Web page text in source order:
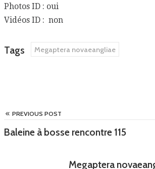
Photos ID : oui
Vidéos ID : non
Tags Megaptera novaeangliae
PREVIOUS POST
Baleine à bosse rencontre 115
Megaptera